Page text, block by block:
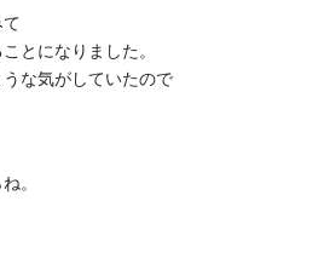
とになりました。
な気がしていたので
。